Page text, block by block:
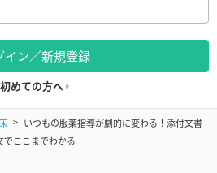
イン／新規登録
初めての方へ
いつもの服薬指導が劇的に変わる！添付文書
ここまでわかる